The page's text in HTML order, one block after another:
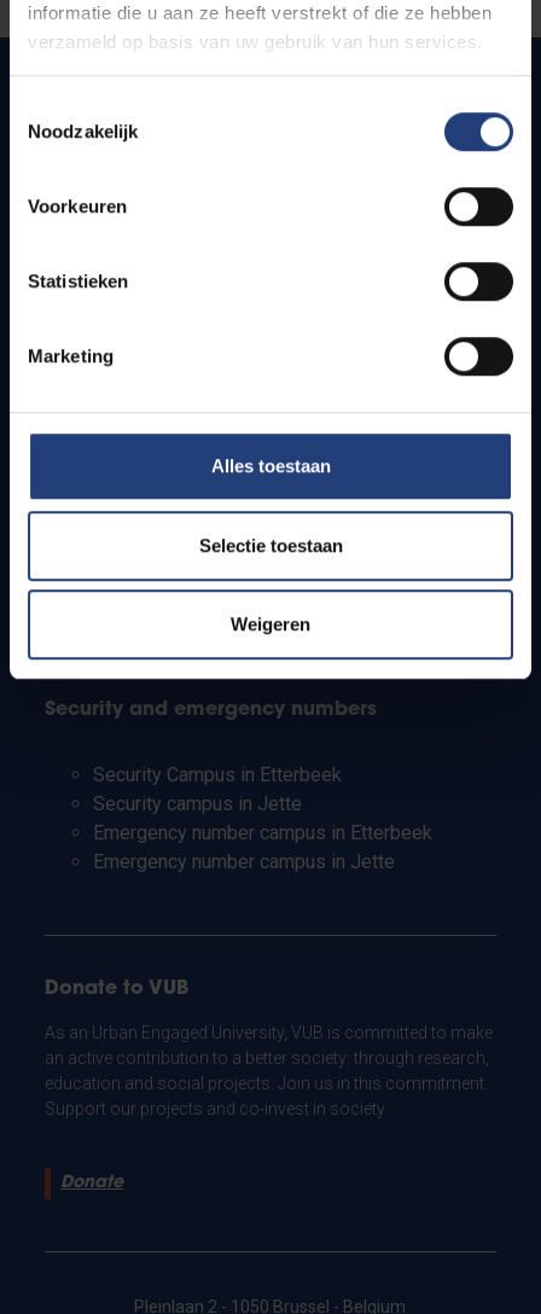
informatie die u aan ze heeft verstrekt of die ze hebben
verzameld op basis van uw gebruik van hun services.
Noodzakelijk
Voorkeuren
Statistieken
Marketing
Alles toestaan
Selectie toestaan
Weigeren
Quick links
How to get to the VUB campuses
Students
PhD students
Teachers and secondary schools
Working students
Security and emergency numbers
Security Campus in Etterbeek
Security campus in Jette
Emergency number campus in Etterbeek
Emergency number campus in Jette
Donate to VUB
As an Urban Engaged University, VUB is committed to make
an active contribution to a better society: through research,
education and social projects. Join us in this commitment.
Support our projects and co-invest in society.
Donate
Pleinlaan 2 - 1050 Brussel - Belgium